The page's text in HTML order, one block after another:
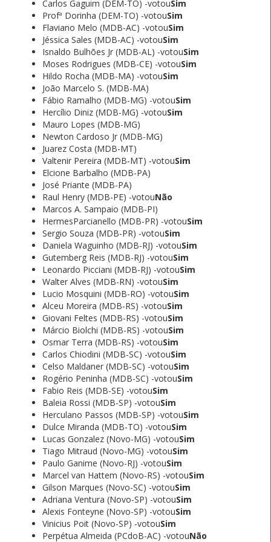
Carlos Gaguim (DEM-TO) -votouSim
Profª Dorinha (DEM-TO) -votouSim
Flaviano Melo (MDB-AC) -votouSim
Jéssica Sales (MDB-AC) -votouSim
Isnaldo Bulhões Jr (MDB-AL) -votouSim
Moses Rodrigues (MDB-CE) -votouSim
Hildo Rocha (MDB-MA) -votouSim
João Marcelo S. (MDB-MA)
Fábio Ramalho (MDB-MG) -votouSim
Hercílio Diniz (MDB-MG) -votouSim
Mauro Lopes (MDB-MG)
Newton Cardoso Jr (MDB-MG)
Juarez Costa (MDB-MT)
Valtenir Pereira (MDB-MT) -votouSim
Elcione Barbalho (MDB-PA)
José Priante (MDB-PA)
Raul Henry (MDB-PE) -votouNão
Marcos A. Sampaio (MDB-PI)
HermesParcianello (MDB-PR) -votouSim
Sergio Souza (MDB-PR) -votouSim
Daniela Waguinho (MDB-RJ) -votouSim
Gutemberg Reis (MDB-RJ) -votouSim
Leonardo Picciani (MDB-RJ) -votouSim
Walter Alves (MDB-RN) -votouSim
Lucio Mosquini (MDB-RO) -votouSim
Alceu Moreira (MDB-RS) -votouSim
Giovani Feltes (MDB-RS) -votouSim
Márcio Biolchi (MDB-RS) -votouSim
Osmar Terra (MDB-RS) -votouSim
Carlos Chiodini (MDB-SC) -votouSim
Celso Maldaner (MDB-SC) -votouSim
Rogério Peninha (MDB-SC) -votouSim
Fabio Reis (MDB-SE) -votouSim
Baleia Rossi (MDB-SP) -votouSim
Herculano Passos (MDB-SP) -votouSim
Dulce Miranda (MDB-TO) -votouSim
Lucas Gonzalez (Novo-MG) -votouSim
Tiago Mitraud (Novo-MG) -votouSim
Paulo Ganime (Novo-RJ) -votouSim
Marcel van Hattem (Novo-RS) -votouSim
Gilson Marques (Novo-SC) -votouSim
Adriana Ventura (Novo-SP) -votouSim
Alexis Fonteyne (Novo-SP) -votouSim
Vinicius Poit (Novo-SP) -votouSim
Perpétua Almeida (PCdoB-AC) -votouNão